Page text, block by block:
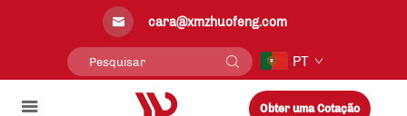
cara@xmzhuofeng.com
PT
Obter uma Cotação